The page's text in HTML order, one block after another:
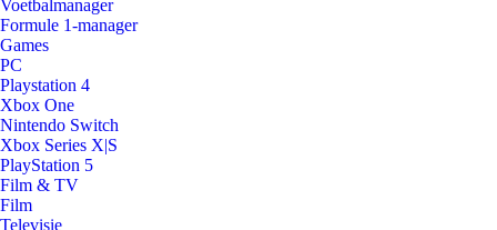
Voetbalmanager
Formule 1-manager
Games
PC
Playstation 4
Xbox One
Nintendo Switch
Xbox Series X|S
PlayStation 5
Film & TV
Film
Televisie